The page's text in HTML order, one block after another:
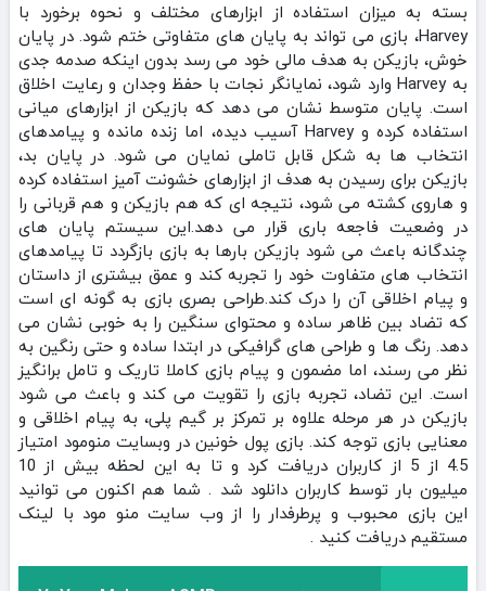
بسته به میزان استفاده از ابزارهای مختلف و نحوه برخورد با
Harvey، بازی می‌ تواند به پایان‌ های متفاوتی ختم شود. در پایان
خوش، بازیکن به هدف مالی خود می‌ رسد بدون اینکه صدمه جدی
به Harvey وارد شود، نمایانگر نجات با حفظ وجدان و رعایت اخلاق
است. پایان متوسط نشان می‌ دهد که بازیکن از ابزارهای میانی
استفاده کرده و Harvey آسیب دیده، اما زنده مانده و پیامدهای
انتخاب‌ ها به شکل قابل تاملی نمایان می‌ شود. در پایان بد،
بازیکن برای رسیدن به هدف از ابزارهای خشونت‌ آمیز استفاده کرده
و هاروی کشته می‌ شود، نتیجه‌ ای که هم بازیکن و هم قربانی را
در وضعیت فاجعه‌ باری قرار می‌ دهد.این سیستم پایان‌ های
چندگانه باعث می‌ شود بازیکن بارها به بازی بازگردد تا پیامدهای
انتخاب‌ های متفاوت خود را تجربه کند و عمق بیشتری از داستان
و پیام اخلاقی آن را درک کند.طراحی بصری بازی به گونه‌ ای است
که تضاد بین ظاهر ساده و محتوای سنگین را به خوبی نشان می‌
دهد. رنگ‌ ها و طراحی‌ های گرافیکی در ابتدا ساده و حتی رنگین به
نظر می‌ رسند، اما مضمون و پیام بازی کاملا تاریک و تامل‌ برانگیز
است. این تضاد، تجربه بازی را تقویت می‌ کند و باعث می‌ شود
بازیکن در هر مرحله علاوه بر تمرکز بر گیم‌ پلی، به پیام اخلاقی و
معنایی بازی توجه کند. بازی پول خونین در وبسایت منومود امتیاز
4.5 از 5 از کاربران دریافت کرد و تا به این لحظه بیش از 10
میلیون بار توسط کاربران دانلود شد . شما هم اکنون می توانید
این بازی محبوب و پرطرفدار را از وب سایت منو مود با لینک
مستقیم دریافت کنید .